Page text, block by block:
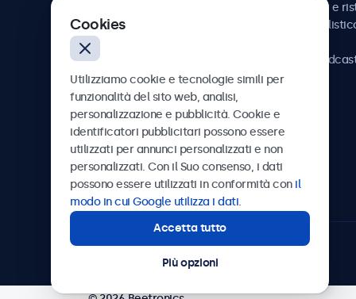
Ospitalità e
AV e
Sanità
Beetronics
Via Confienza, 10, 10121 Torino, Italia
4.8/5 la valutazione di 5000+ aziende
Cookies
Utilizziamo cookie e tecnologie simili per
funzionalità del sito web, analisi,
personalizzazione e pubblicità. Cookie e
identificatori pubblicitari possono essere
utilizzati per annunci personalizzati e non
personalizzati. Con il Suo consenso, i dati
possono essere utilizzati in conformità con il
modo in cui Google utilizza i dati.
Accetta tutto
Più opzioni